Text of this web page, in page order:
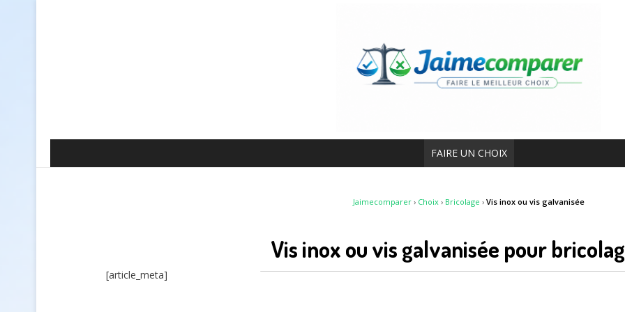
FAIRE UN CHOIX
Jaimecomparer › Choix › Bricolage › Vis inox ou vis galvanisée
Vis inox ou vis galvanisée pour
[article_meta]